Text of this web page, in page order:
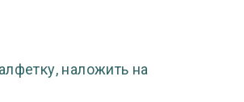
наложить на